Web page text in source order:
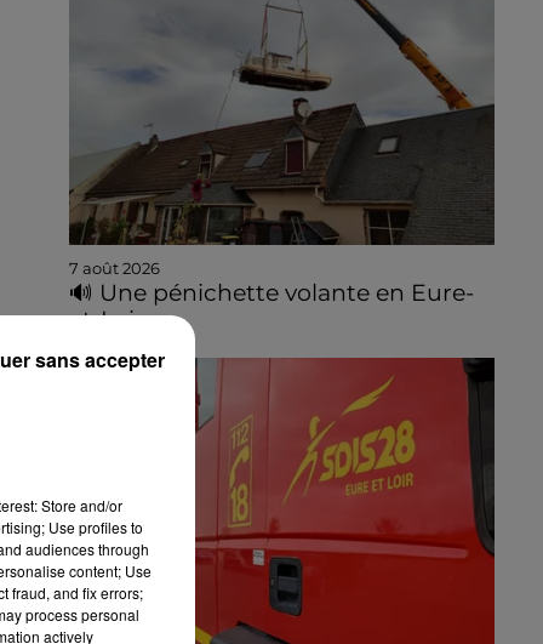
7 août 2026
🔊 Une pénichette volante en Eure-
et-Loir
Store and/or
Use profiles to
audiences through
content; Use
fraud, and fix errors;
process personal
actively
sans accepter